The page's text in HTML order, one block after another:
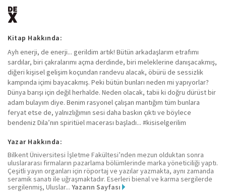
Kitap Hakkında:
Ayh enerji, de enerji... gerildim artık! Bütün arkadaşlarım etrafımı
sardılar, biri çakralarımı açma derdinde, biri meleklerine danışacakmış,
diğeri kişisel gelişim koçundan randevu alacak, öbürü de sessizlik
kampında içimi bayacakmış. Peki bütün bunları neden mi yapıyorlar?
Dünya barışı için değil herhalde. Neden olacak, tabii ki doğru dürüst bir
adam bulayım diye. Benim rasyonel çalışan mantığım tüm bunlara
feryat etse de, yalnızlığımın sesi daha baskın çıktı ve böylece
bendeniz Dila’nın spiritüel macerası başladı... #kisiselgerilim
Yazar Hakkında:
Bilkent Üniversitesi İşletme Fakültesi’nden mezun olduktan sonra
uluslararası firmaların pazarlama bölümlerinde marka yöneticiliği yaptı.
Çeşitli yayın organları için röportaj ve yazılar yazmakta, aynı zamanda
seramik sanatı ile uğraşmaktadır. Eserleri bienal ve karma sergilerde
sergilenmiş, Uluslar... Yazarın Sayfası